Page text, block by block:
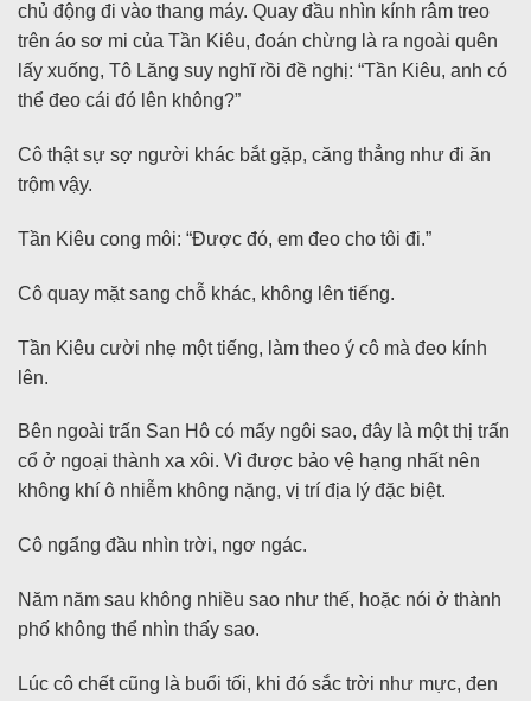
chủ động đi vào thang máy. Quay đầu nhìn kính râm treo
trên áo sơ mi của Tần Kiêu, đoán chừng là ra ngoài quên
lấy xuống, Tô Lăng suy nghĩ rồi đề nghị: “Tần Kiêu, anh có
thể đeo cái đó lên không?”
Cô thật sự sợ người khác bắt gặp, căng thẳng như đi ăn
trộm vậy.
Tần Kiêu cong môi: “Được đó, em đeo cho tôi đi.”
Cô quay mặt sang chỗ khác, không lên tiếng.
Tần Kiêu cười nhẹ một tiếng, làm theo ý cô mà đeo kính
lên.
Bên ngoài trấn San Hô có mấy ngôi sao, đây là một thị trấn
cổ ở ngoại thành xa xôi. Vì được bảo vệ hạng nhất nên
không khí ô nhiễm không nặng, vị trí địa lý đặc biệt.
Cô ngẩng đầu nhìn trời, ngơ ngác.
Năm năm sau không nhiều sao như thế, hoặc nói ở thành
phố không thể nhìn thấy sao.
Lúc cô chết cũng là buổi tối, khi đó sắc trời như mực, đen